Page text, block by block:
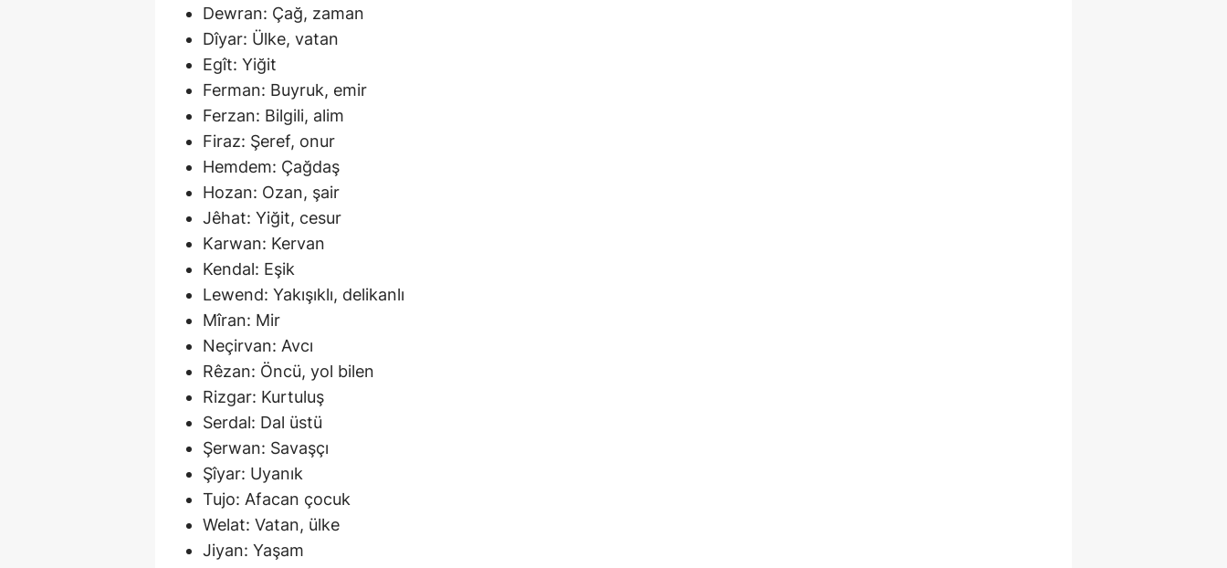
Dewran: Çağ, zaman
Dîyar: Ülke, vatan
Egît: Yiğit
Ferman: Buyruk, emir
Ferzan: Bilgili, alim
Firaz: Şeref, onur
Hemdem: Çağdaş
Hozan: Ozan, şair
Jêhat: Yiğit, cesur
Karwan: Kervan
Kendal: Eşik
Lewend: Yakışıklı, delikanlı
Mîran: Mir
Neçirvan: Avcı
Rêzan: Öncü, yol bilen
Rizgar: Kurtuluş
Serdal: Dal üstü
Şerwan: Savaşçı
Şîyar: Uyanık
Tujo: Afacan çocuk
Welat: Vatan, ülke
Jiyan: Yaşam